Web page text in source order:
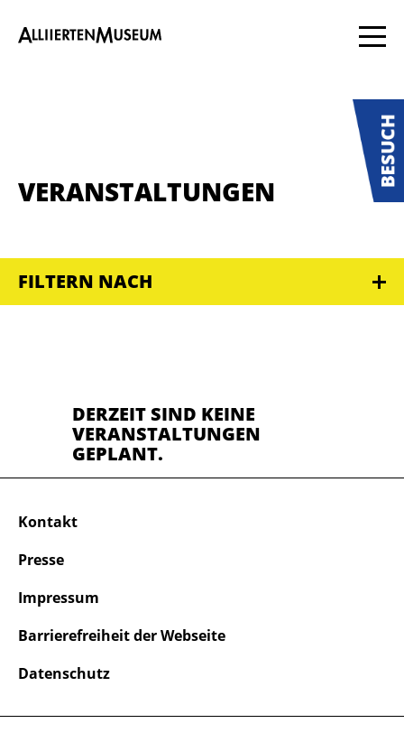
VERANSTALTUNGEN
FILTERN NACH
DERZEIT SIND KEINE
VERANSTALTUNGEN
GEPLANT.
Kontakt
Presse
Impressum
Barrierefreiheit der Webseite
Datenschutz